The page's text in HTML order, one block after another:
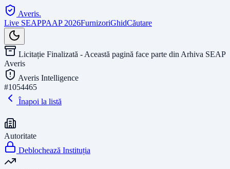
Averis.
Live SEAPPAAP 2026FurnizoriGhidCăutare
Licitație Finalizată - Această pagină face parte din Arhiva SEAP
Averis
Averis Intelligence
#1054465
Înapoi la listă
Autoritate
Deblochează Instituția